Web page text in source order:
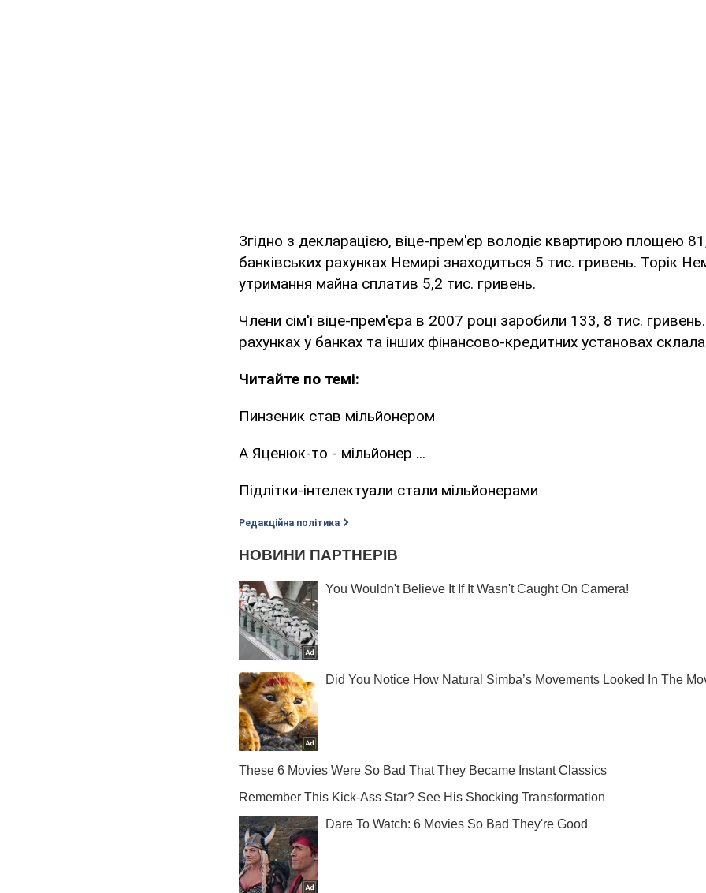
Згідно з декларацією, віце-прем'єр володіє квартирою площею
банківських рахунках Немирі знаходиться 5 тис. гривень. Торік
утримання майна сплатив 5,2 тис. гривень.
Члени сім'ї віце-прем'єра в 2007 році заробили 133, 8 тис.
рахунках у банках та інших фінансово-кредитних установах
Читайте по темі:
Пинзеник став мільйонером
А Яценюк-то - мільйонер ...
Підлітки-інтелектуали стали мільйонерами
Редакційна політика